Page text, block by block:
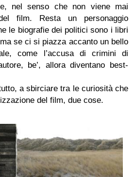
nel senso che non viene mai
film. Resta un personaggio
le biografie dei politici sono i libri
se ci si piazza accanto un bello
come l’accusa di crimini di
be’, allora diventano best-
a sbirciare tra le curiosità che
del film, due cose.